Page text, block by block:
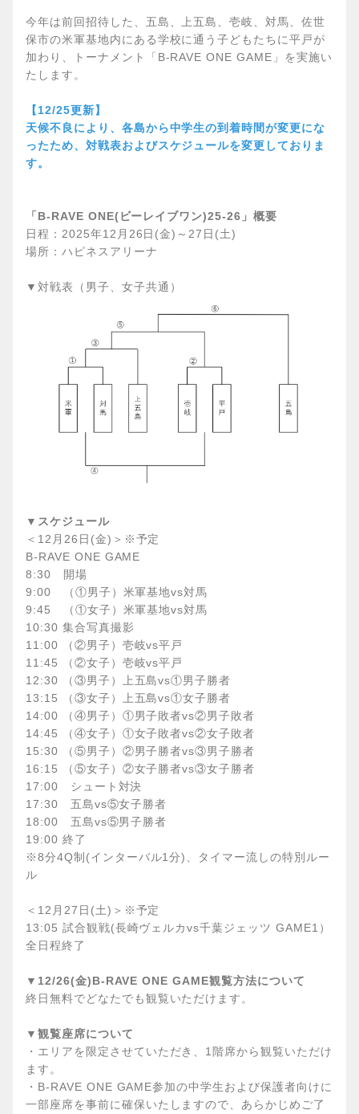
今年は前回招待した、五島、上五島、壱岐、対馬、佐世
保市の米軍基地内にある学校に通う子どもたちに平戸が
加わり、トーナメント「B-RAVE ONE GAME」を実施い
たします。
【12/25更新】
天候不良により、各島から中学生の到着時間が変更にな
ったため、対戦表およびスケジュールを変更しておりま
す。
「B-RAVE ONE(ビーレイブワン)25-26」概要
日程：2025年12月26日(金)～27日(土)
場所：ハピネスアリーナ
▼対戦表（男子、女子共通）
▼スケジュール
＜12月26日(金)＞※予定
B-RAVE ONE GAME
8:30 開場
9:00 （①男子）米軍基地vs対馬
9:45 （①女子）米軍基地vs対馬
10:30 集合写真撮影
11:00 （②男子）壱岐vs平戸
11:45 （②女子）壱岐vs平戸
12:30 （③男子）上五島vs①男子勝者
13:15 （③女子）上五島vs①女子勝者
14:00 （④男子）①男子敗者vs②男子敗者
14:45 （④女子）①女子敗者vs②女子敗者
15:30 （⑤男子）②男子勝者vs③男子勝者
16:15 （⑤女子）②女子勝者vs③女子勝者
17:00 シュート対決
17:30 五島vs⑤女子勝者
18:00 五島vs⑤男子勝者
19:00 終了
※8分4Q制(インターバル1分)、タイマー流しの特別ルー
ル
＜12月27日(土)＞※予定
13:05 試合観戦(長崎ヴェルカvs千葉ジェッツ GAME1）
全日程終了
▼12/26(金)B-RAVE ONE GAME観覧方法について
終日無料でどなたでも観覧いただけます。
▼観覧座席について
・エリアを限定させていただき、1階席から観覧いただけ
ます。
・B-RAVE ONE GAME参加の中学生および保護者向けに
一部座席を事前に確保いたしますので、あらかじめご了